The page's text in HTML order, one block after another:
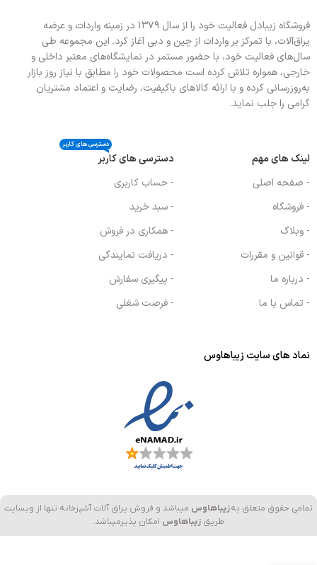
فروشگاه زیبادل فعالیت خود را از سال ۱۳۷۹ در زمینه واردات و عرضه
یراق‌آلات، با تمرکز بر واردات از چین و دبی آغاز کرد. این مجموعه طی
سال‌های فعالیت خود، با حضور مستمر در نمایشگاه‌های معتبر داخلی و
خارجی، همواره تلاش کرده است محصولات خود را مطابق با نیاز روز بازار
به‌روزرسانی کرده و با ارائه کالاهای باکیفیت، رضایت و اعتماد مشتریان
گرامی را جلب نماید.
لینک های مهم
- صفحه اصلی
- فروشگاه
- وبلاگ
- قوانین و مقررات
- درباره ما
- تماس با ما
دسترسی های کاربر
دسترسی های کاربر
- حساب کاربری
- سبد خرید
- همکاری در فروش
- دریافت نمایندگی
- پیگیری سفارش
- فرصت شغلی
نماد های سایت زیباهاوس
تمامی حقوق متعلق بهزیباهاوس میباشد و فروش یراق آلات آشپزخانه تنها از وبسایت
طریق زیباهاوس امکان پذیرمیباشد.